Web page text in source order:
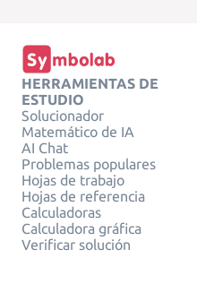
HERRAMIENTAS DE
ESTUDIO
Solucionador
Matemático de IA
AI Chat
Problemas populares
Hojas de trabajo
Hojas de referencia
Calculadoras
Calculadora gráfica
Verificar solución